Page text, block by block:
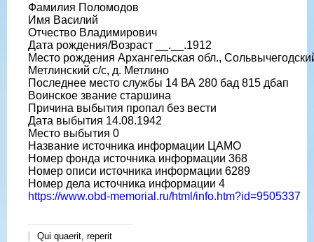
Фамилия Поломодов
Имя Василий
Отчество Владимирович
Дата рождения/Возраст __.__.1912
Место рождения Архангельская обл.,
Метлинский с/с, д. Метлино
Последнее место службы 14 ВА 280 бад 815 дбап
Воинское звание старшина
Причина выбытия пропал без вести
Дата выбытия 14.08.1942
Место выбытия 0
Название источника информации ЦАМО
Номер фонда источника информации 368
Номер описи источника информации 6289
Номер дела источника информации 4
https://www.obd-memorial.ru/html/info.htm?id=9505337
Qui quaerit, reperit